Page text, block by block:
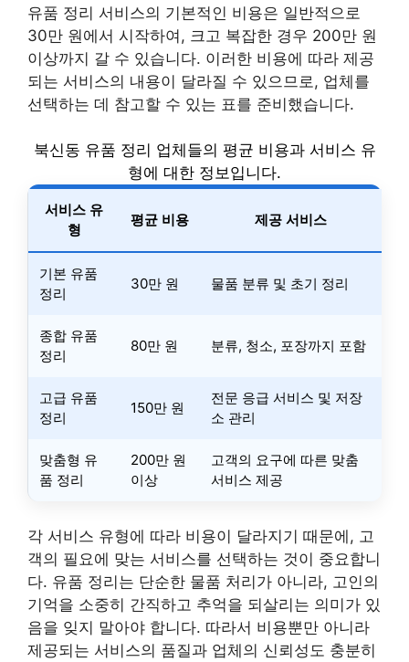
유품 정리 서비스의 기본적인 비용은 일반적으로
30만 원에서 시작하여, 크고 복잡한 경우 200만 원
이상까지 갈 수 있습니다. 이러한 비용에 따라 제공
되는 서비스의 내용이 달라질 수 있으므로, 업체를
선택하는 데 참고할 수 있는 표를 준비했습니다.
북신동 유품 정리 업체들의 평균 비용과 서비스 유
형에 대한 정보입니다.
서비스 유
형
평균 비용 제공 서비스
기본 유품
정리
30만 원 물품 분류 및 초기 정리
종합 유품
정리
80만 원 분류, 청소, 포장까지 포함
고급 유품
정리
150만 원
전문 응급 서비스 및 저장
소 관리
맞춤형 유
품 정리
200만 원
이상
고객의 요구에 따른 맞춤
서비스 제공
각 서비스 유형에 따라 비용이 달라지기 때문에, 고
객의 필요에 맞는 서비스를 선택하는 것이 중요합니
다. 유품 정리는 단순한 물품 처리가 아니라, 고인의
기억을 소중히 간직하고 추억을 되살리는 의미가 있
음을 잊지 말아야 합니다. 따라서 비용뿐만 아니라
제공되는 서비스의 품질과 업체의 신뢰성도 충분히